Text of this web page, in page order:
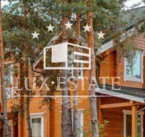
Н
С
К
И
Й
П
Е
Ч
Е
Р
С
К
И
Й